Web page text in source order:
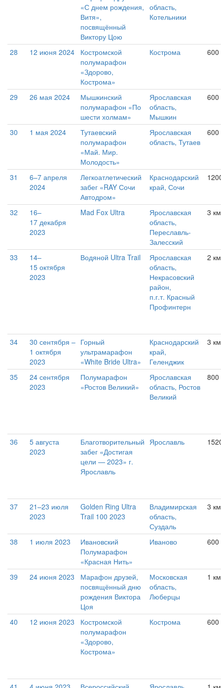
«С днем рождения,
Витя»,
посвящённый
Виктору Цою
область,
Котельники
28 12 июня 2024
Костромской
полумарафон
«Здорово,
Кострома»
Кострома
29 26 мая 2024
Мышкинский
полумарафон «По
шести холмам»
Ярославская
область,
Мышкин
30 1 мая 2024
Тутаевский
полумарафон
«Май. Мир.
Молодость»
Ярославская
область, Тутаев
31
6–7 апреля
2024
Легкоатлетический
забег «RAY Сочи
Автодром»
Краснодарский
край, Сочи
32
16–
17 декабря
2023
Mad Fox Ultra
Ярославская
область,
Переславль-
Залесский
3 км
33
14–
15 октября
2023
Водяной Ultra Trail
Ярославская
область,
Некрасовский
район,
п.г.т. Красный
Профинтерн
2
34
30 сентября –
1 октября
2023
Горный
ультрамарафон
«White Bride Ultra»
Краснодарский
край,
Геленджик
3
35
24 сентября
2023
Полумарафон
«Ростов Великий»
Ярославская
область, Ростов
Великий
36
5 августа
2023
Благотворительный
забег «Достигая
цели — 2023» г.
Ярославль
Ярославль
37
21–23 июля
2023
Golden Ring Ultra
Trail 100 2023
Владимирская
область,
Суздаль
3
38 1 июля 2023
Ивановский
Полумарафон
«Красная Нить»
Иваново 600
39 24 июня 2023
Марафон друзей,
посвящённый дню
рождения Виктора
Цоя
Московская
область,
Люберцы
1 км
40 12 июня 2023
Костромской
полумарафон
«Здорово,
Кострома»
Кострома 600